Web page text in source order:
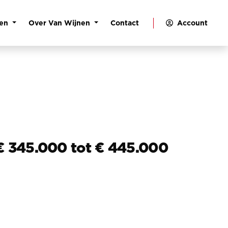
Over Van Wijnen Contact Account
345.000 tot € 445.000